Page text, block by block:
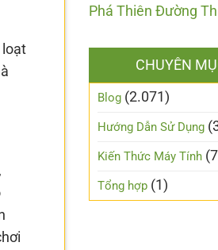
Phá Thiên Đường
CHUYÊN
Blog (2.071)
Hướng Dẫn Sử Dụng
Kiến Thức Máy Tính
Tổng hợp (1)